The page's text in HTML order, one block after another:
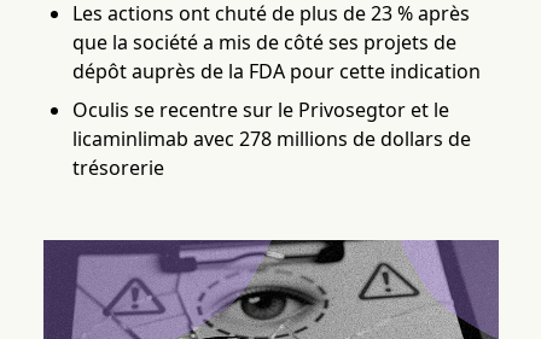
Les actions ont chuté de plus de 23 % après
que la société a mis de côté ses projets de
dépôt auprès de la FDA pour cette indication
Oculis se recentre sur le Privosegtor et le
licaminlimab avec 278 millions de dollars de
trésorerie